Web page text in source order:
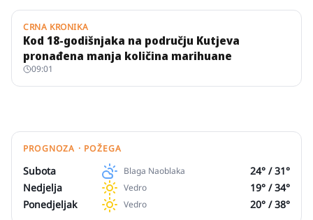
CRNA KRONIKA
Kod 18-godišnjaka na području Kutjeva
pronađena manja količina marihuane
09:01
PROGNOZA · POŽEGA
Subota Blaga Naoblaka 24° /31°
Nedjelja
Vedro 19° /34°
Ponedjeljak
Vedro 20° /38°